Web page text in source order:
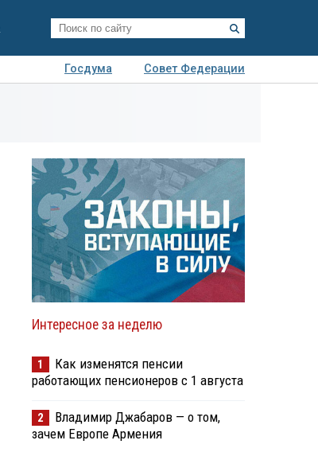
Госдума
Совет Федерации
Интересное за неделю
1
Как изменятся пенсии
работающих пенсионеров с 1 августа
2
Владимир Джабаров — о том,
зачем Европе Армения